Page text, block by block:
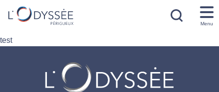
Menu
test